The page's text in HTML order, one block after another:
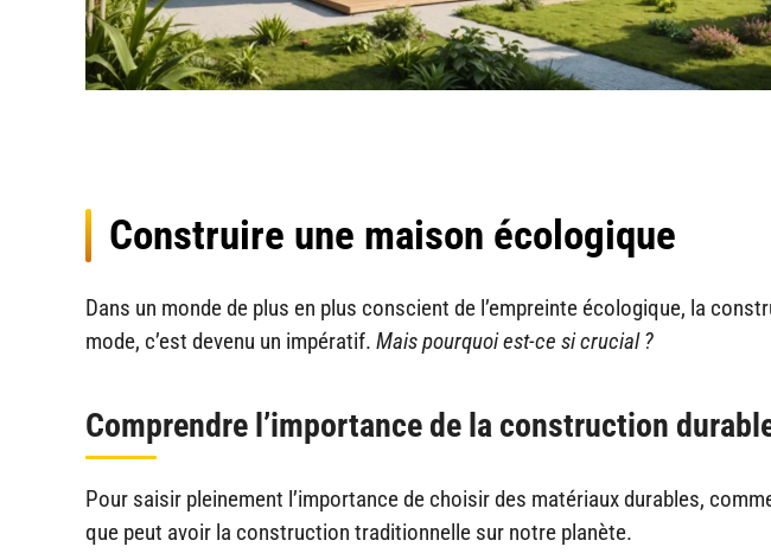
Construire une maison écologique
Dans un monde de plus en plus conscient de l’empreinte écologique, la
mode, c’est devenu un impératif. Mais pourquoi est-ce si crucial ?
Comprendre l’importance de la construction
Pour saisir pleinement l’importance de choisir des matériaux durables,
que peut avoir la construction traditionnelle sur notre planète.